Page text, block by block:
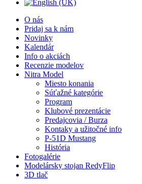
O nás
Pridaj sa k nám
Novinky
Kalendár
Info o akciách
Recenzie modelov
Nitra Model
Miesto konania
Súťažné kategórie
Program
Klubové prezentácie
Predajcovia / Burza
Kontaky a užitočné info
P-51D Mustang
História
Fotogalérie
Modelársky stojan RedyFlip
3D tlač